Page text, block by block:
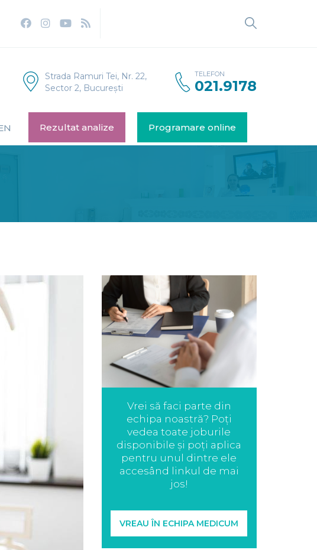
Strada Ramuri Tei, Nr. 22,
Sector 2, București
TELEFON
021.9178
Rezultat analize Programare online
Vrei să faci parte din
echipa noastră? Poți
vedea toate joburile
disponibile și poți aplica
pentru unul dintre ele
accesând linkul de mai
jos!
VREAU ÎN ECHIPA MEDICUM